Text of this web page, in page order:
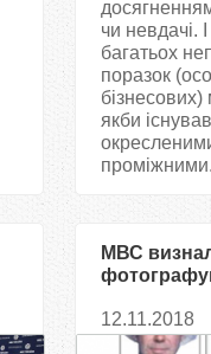
чи невдачі.
багатьох
поразок
якби
МВС
про
12.11.2018